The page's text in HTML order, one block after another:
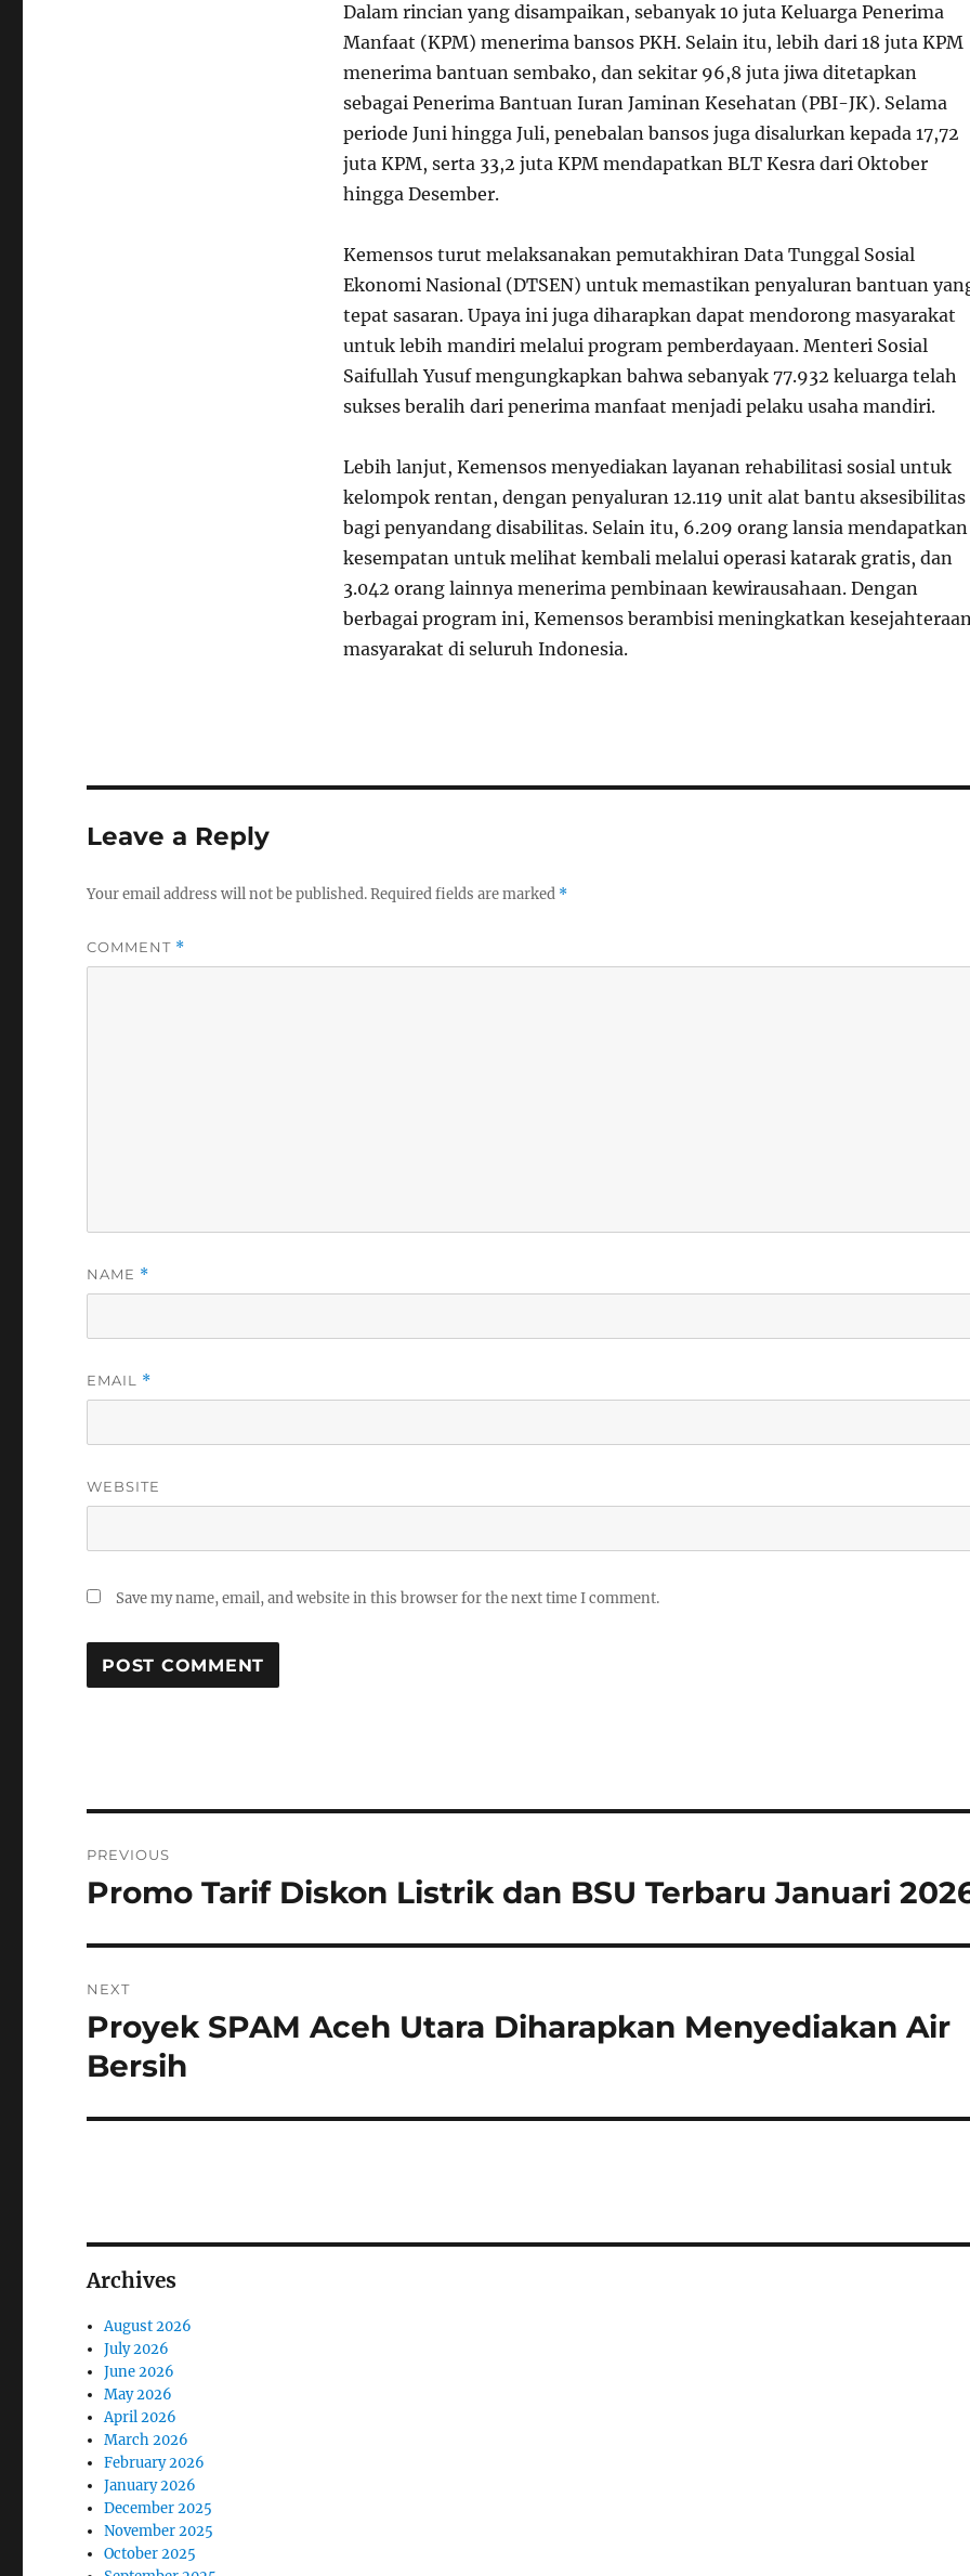
Dalam rincian yang disampaikan, sebanyak 10 juta Keluarga Penerima
Manfaat (KPM) menerima bansos PKH. Selain itu, lebih dari 18 juta KPM
menerima bantuan sembako, dan sekitar 96,8 juta jiwa ditetapkan
sebagai Penerima Bantuan Iuran Jaminan Kesehatan (PBI-JK). Selama
periode Juni hingga Juli, penebalan bansos juga disalurkan kepada 17,72
juta KPM, serta 33,2 juta KPM mendapatkan BLT Kesra dari Oktober
hingga Desember.
Kemensos turut melaksanakan pemutakhiran Data Tunggal Sosial
Ekonomi Nasional (DTSEN) untuk memastikan penyaluran bantuan
tepat sasaran. Upaya ini juga diharapkan dapat mendorong masyarakat
untuk lebih mandiri melalui program pemberdayaan. Menteri Sosial
Saifullah Yusuf mengungkapkan bahwa sebanyak 77.932 keluarga telah
sukses beralih dari penerima manfaat menjadi pelaku usaha mandiri.
Lebih lanjut, Kemensos menyediakan layanan rehabilitasi sosial untuk
kelompok rentan, dengan penyaluran 12.119 unit alat bantu aksesibilitas
bagi penyandang disabilitas. Selain itu, 6.209 orang lansia mendapatkan
kesempatan untuk melihat kembali melalui operasi katarak gratis, dan
3.042 orang lainnya menerima pembinaan kewirausahaan. Dengan
berbagai program ini, Kemensos berambisi meningkatkan
masyarakat di seluruh Indonesia.
Leave a Reply
Your email address will not be published.Required fields are marked *
COMMENT *
NAME *
EMAIL *
WEBSITE
Save my name, email, and website in this browser for the next time I comment.
navigation
PREVIOUS
Previous
Promo Tarif Diskon Listrik dan BSU Terbaru Januari
NEXT
Next
post:
Proyek SPAM Aceh Utara Diharapkan Menyediakan Air
Bersih
Archives
August 2026
July 2026
June 2026
May 2026
April 2026
March 2026
February 2026
January 2026
December 2025
November 2025
October 2025